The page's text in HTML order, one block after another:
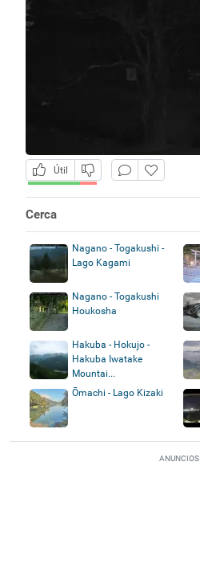
Útil
Cerca
Nagano - Togakushi -
Lago Kagami
Nagano - Togakushi
Houkosha
Hakuba - Hokujo -
Hakuba Iwatake
Mountai...
Ōmachi - Lago Kizaki
ANUNCIOS